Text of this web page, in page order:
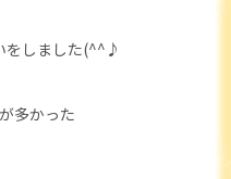
をしました(^^♪
多かった